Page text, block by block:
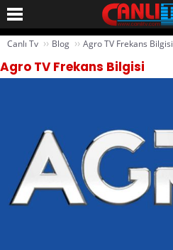
Canlı Tv ›› Blog ›› Agro TV Frekans Bilgisi
Agro TV Frekans Bilgisi